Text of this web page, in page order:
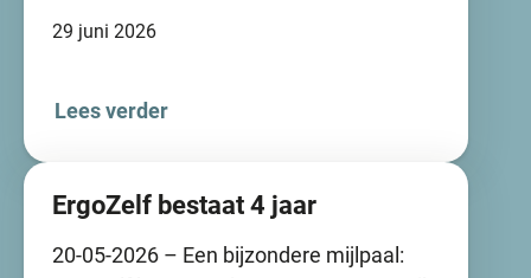
29 juni 2026
Lees verder
ErgoZelf bestaat 4 jaar
20-05-2026 – Een bijzondere mijlpaal: